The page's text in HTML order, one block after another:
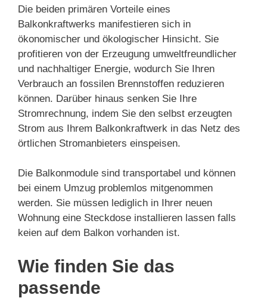
Die beiden primären Vorteile eines
Balkonkraftwerks manifestieren sich in
ökonomischer und ökologischer Hinsicht. Sie
profitieren von der Erzeugung umweltfreundlicher
und nachhaltiger Energie, wodurch Sie Ihren
Verbrauch an fossilen Brennstoffen reduzieren
können. Darüber hinaus senken Sie Ihre
Stromrechnung, indem Sie den selbst erzeugten
Strom aus Ihrem Balkonkraftwerk in das Netz des
örtlichen Stromanbieters einspeisen.
Die Balkonmodule sind transportabel und können
bei einem Umzug problemlos mitgenommen
werden. Sie müssen lediglich in Ihrer neuen
Wohnung eine Steckdose installieren lassen falls
keien auf dem Balkon vorhanden ist.
Wie finden Sie das
passende